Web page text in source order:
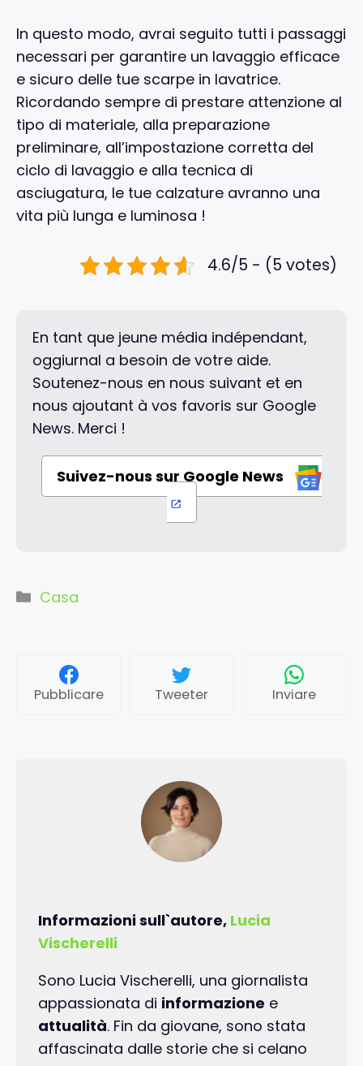
In questo modo, avrai seguito tutti i passaggi
necessari per garantire un lavaggio efficace
e sicuro delle tue scarpe in lavatrice.
Ricordando sempre di prestare attenzione al
tipo di materiale, alla preparazione
preliminare, all’impostazione corretta del
ciclo di lavaggio e alla tecnica di
asciugatura, le tue calzature avranno una
vita più lunga e luminosa !
4.6/5 - (5 votes)
En tant que jeune média indépendant,
oggiurnal a besoin de votre aide.
Soutenez-nous en nous suivant et en
nous ajoutant à vos favoris sur Google
News. Merci !
Suivez-nous sur Google News
Categorie
Casa
Pubblicare Tweeter Inviare
Informazioni sull`autore, Lucia
Vischerelli
Sono Lucia Vischerelli, una giornalista
appassionata di informazione e
attualità. Fin da giovane, sono stata
affascinata dalle storie che si celano